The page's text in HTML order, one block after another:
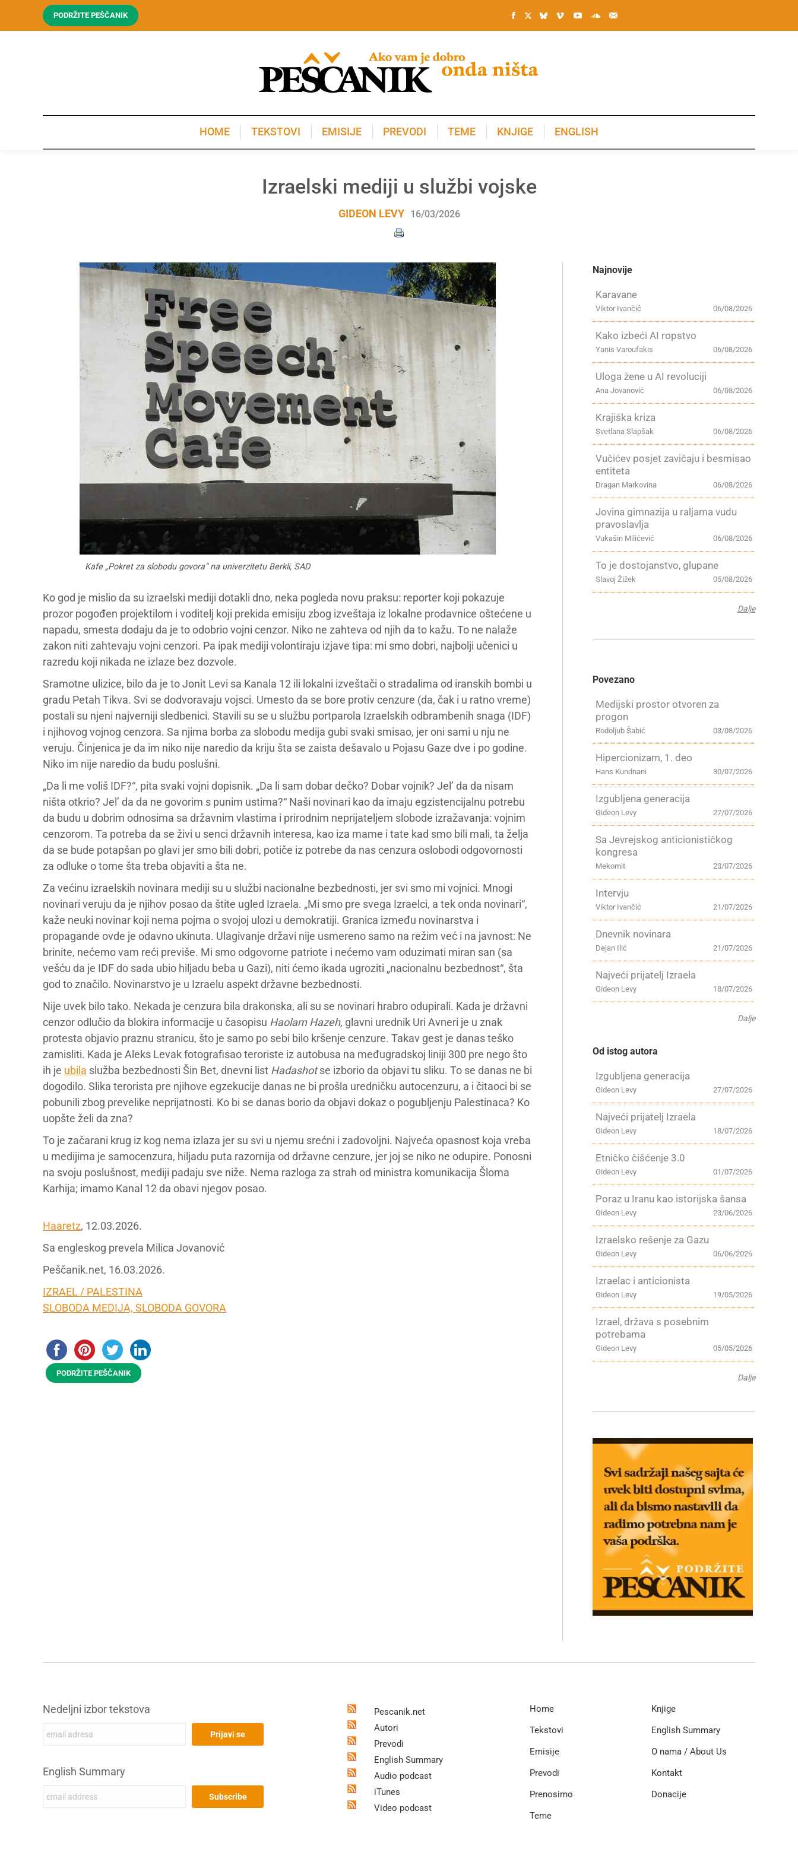
PODRŽITE PEŠČANIK
HOME TEKSTOVI EMISIJE PREVODI TEME KNJIGE ENGLISH
Izraelski mediji u službi vojske
GIDEON LEVY 16/03/2026
Kafe „Pokret za slobodu govora“ na univerzitetu Berkli, SAD
Ko god je mislio da su izraelski mediji dotakli dno, neka pogleda novu praksu: reporter koji pokazuje
prozor pogođen projektilom i voditelj koji prekida emisiju zbog izveštaja iz lokalne prodavnice oštećene u
napadu, smesta dodaju da je to odobrio vojni cenzor. Niko ne zahteva od njih da to kažu. To ne nalaže
zakon niti zahtevaju vojni cenzori. Pa ipak mediji volontiraju izjave tipa: mi smo dobri, najbolji učenici u
razredu koji nikada ne izlaze bez dozvole.
Sramotne ulizice, bilo da je to Jonit Levi sa Kanala 12 ili lokalni izveštači o stradalima od iranskih bombi u
gradu Petah Tikva. Svi se dodvoravaju vojsci. Umesto da se bore protiv cenzure (da, čak i u ratno vreme)
postali su njeni najverniji sledbenici. Stavili su se u službu portparola Izraelskih odbrambenih snaga (IDF)
i njihovog vojnog cenzora. Sa njima borba za slobodu medija gubi svaki smisao, jer oni sami u nju ne
veruju. Činjenica je da im niko nije naredio da kriju šta se zaista dešavalo u Pojasu Gaze dve i po godine.
Niko im nije naredio da budu poslušni.
„Da li me voliš IDF?“, pita svaki vojni dopisnik. „Da li sam dobar dečko? Dobar vojnik? Jel’ da da nisam
ništa otkrio? Jel’ da da ne govorim s punim ustima?“ Naši novinari kao da imaju egzistencijalnu potrebu
da budu u dobrim odnosima sa državnim vlastima i prirodnim neprijateljem slobode izražavanja: vojnim
cenzorom. Ta potreba da se živi u senci državnih interesa, kao iza mame i tate kad smo bili mali, ta želja
da se bude potapšan po glavi jer smo bili dobri, potiče iz potrebe da nas cenzura oslobodi odgovornosti
za odluke o tome šta treba objaviti a šta ne.
Za većinu izraelskih novinara mediji su u službi nacionalne bezbednosti, jer svi smo mi vojnici. Mnogi
novinari veruju da je njihov posao da štite ugled Izraela. „Mi smo pre svega Izraelci, a tek onda novinari“,
kaže neuki novinar koji nema pojma o svojoj ulozi u demokratiji. Granica između novinarstva i
propagande ovde je odavno ukinuta. Ulagivanje državi nije usmereno samo na režim već i na javnost: Ne
brinite, nećemo vam reći previše. Mi smo odgovorne patriote i nećemo vam oduzimati miran san (sa
vešću da je IDF do sada ubio hiljadu beba u Gazi), niti ćemo ikada ugroziti „nacionalnu bezbednost“, šta
god to značilo. Novinarstvo je u Izraelu aspekt državne bezbednosti.
Nije uvek bilo tako. Nekada je cenzura bila drakonska, ali su se novinari hrabro odupirali. Kada je državni
cenzor odlučio da blokira informacije u časopisu Haolam Hazeh, glavni urednik Uri Avneri je u znak
protesta objavio praznu stranicu, što je samo po sebi bilo kršenje cenzure. Takav gest je danas teško
zamisliti. Kada je Aleks Levak fotografisao teroriste iz autobusa na međugradskoj liniji 300 pre nego što
ih je ubila služba bezbednosti Šin Bet, dnevni list Hadashotse izborio da objavi tu sliku. To se danas ne bi
dogodilo. Slika terorista pre njihove egzekucije danas ne bi prošla uredničku autocenzuru, a i čitaoci bi se
pobunili zbog prevelike neprijatnosti. Ko bi se danas borio da objavi dokaz o pogubljenju Palestinaca? Ko
uopšte želi da zna?
To je začarani krug iz kog nema izlaza jer su svi u njemu srećni i zadovoljni. Najveća opasnost koja vreba
u medijima je samocenzura, hiljadu puta razornija od državne cenzure, jer joj se niko ne odupire. Ponosni
na svoju poslušnost, mediji padaju sve niže. Nema razloga za strah od ministra komunikacija Šloma
Karhija; imamo Kanal 12 da obavi njegov posao.
Haaretz, 12.03.2026.
Sa engleskog prevela Milica Jovanović
Peščanik.net, 16.03.2026.
IZRAEL / PALESTINA
SLOBODA MEDIJA, SLOBODA GOVORA
PODRŽITE PEŠČANIK
Najnovije
Karavane
06/08/2026
Viktor Ivančić
Kako izbeći AI ropstvo
06/08/2026
Yanis Varoufakis
Uloga žene u AI revoluciji
06/08/2026
Ana Jovanović
Krajiška kriza
06/08/2026
Svetlana Slapšak
Vučićev posjet zavičaju i besmisao
entiteta
06/08/2026
Dragan Markovina
Jovina gimnazija u raljama vudu
pravoslavlja
06/08/2026
Vukašin Milićević
To je dostojanstvo, glupane
05/08/2026
Slavoj Žižek
Dalje
Povezano
Medijski prostor otvoren za
progon
03/08/2026
Rodoljub Šabić
Hipercionizam, 1. deo
30/07/2026
Hans Kundnani
Izgubljena generacija
27/07/2026
Gideon Levy
Sa Jevrejskog anticionističkog
kongresa
23/07/2026
Mekomit
Intervju
21/07/2026
Viktor Ivančić
Dnevnik novinara
21/07/2026
Dejan Ilić
Najveći prijatelj Izraela
18/07/2026
Gideon Levy
Dalje
Od istog autora
Izgubljena generacija
27/07/2026
Gideon Levy
Najveći prijatelj Izraela
18/07/2026
Gideon Levy
Etničko čišćenje 3.0
01/07/2026
Gideon Levy
Poraz u Iranu kao istorijska šansa
23/06/2026
Gideon Levy
Izraelsko rešenje za Gazu
06/06/2026
Gideon Levy
Izraelac i anticionista
19/05/2026
Gideon Levy
Izrael, država s posebnim
potrebama
05/05/2026
Gideon Levy
Dalje
Nedeljni izbor tekstova
English Summary
Pescanik.net
Autori
Prevodi
English Summary
Audio podcast
iTunes
Video podcast
Home
Tekstovi
Emisije
Prevodi
Prenosimo
Teme
Knjige
English Summary
O nama / About Us
Kontakt
Donacije
KNJIGE ENGLISH